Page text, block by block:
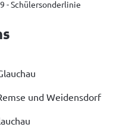
- Schülersonderlinie
und Weidensdorf